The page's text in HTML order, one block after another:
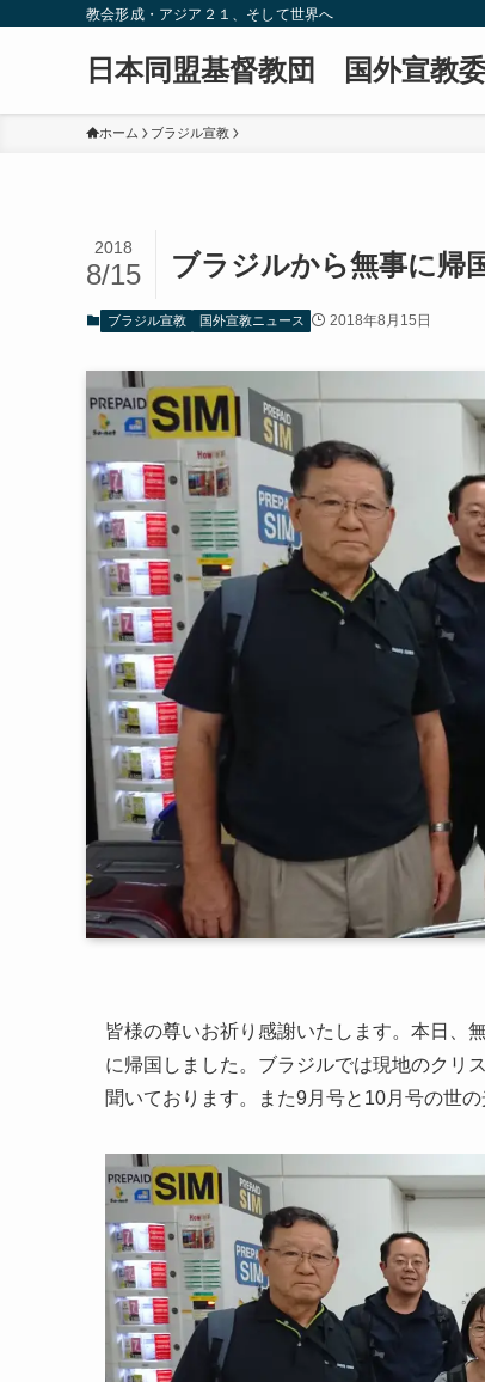
教会形成・アジア２１、そして世界へ
日本同盟基督教団 国外宣教
ホーム ブラジル宣教
ブラジルから無事に帰
2018
8/15
ブラジル宣教 国外宣教ニュース 2018年8月15日
皆様の尊いお祈り感謝いたします。本日、
に帰国しました。ブラジルでは現地のクリ
聞いております。また9月号と10月号の世